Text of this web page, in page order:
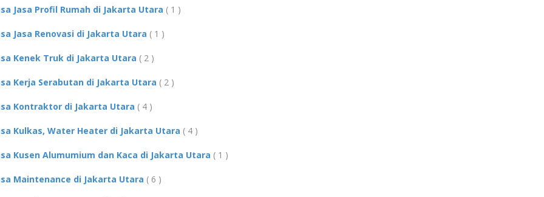
Jasa Profil Rumah di Jakarta Utara ( 1 )
Jasa Renovasi di Jakarta Utara ( 1 )
Kenek Truk di Jakarta Utara ( 2 )
Kerja Serabutan di Jakarta Utara ( 2 )
Kontraktor di Jakarta Utara ( 4 )
Kulkas, Water Heater di Jakarta Utara ( 4 )
Kusen Alumumium dan Kaca di Jakarta Utara ( 1 )
Maintenance di Jakarta Utara ( 6 )